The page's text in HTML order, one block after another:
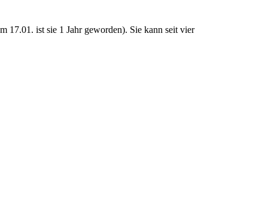
17.01. ist sie 1 Jahr geworden). Sie kann seit vier